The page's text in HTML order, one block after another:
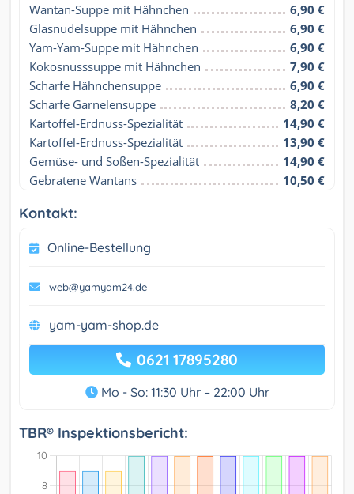
Wantan-Suppe mit Hähnchen
6,90 €
Glasnudelsuppe mit Hähnchen
6,90 €
Yam-Yam-Suppe mit Hähnchen
6,90 €
Kokosnusssuppe mit Hähnchen
7,90 €
Scharfe Hähnchensuppe
6,90 €
Scharfe Garnelensuppe
8,20 €
Kartoffel-Erdnuss-Spezialität
14,90 €
Kartoffel-Erdnuss-Spezialität
13,90 €
Gemüse- und Soßen-Spezialität
14,90 €
Gebratene Wantans
10,50 €
Kontakt:
Online-Bestellung
web@yamyam24.de
yam-yam-shop.de
0621 17895280
Mo - So: 11:30 Uhr – 22:00 Uhr
TBR® Inspektionsbericht: